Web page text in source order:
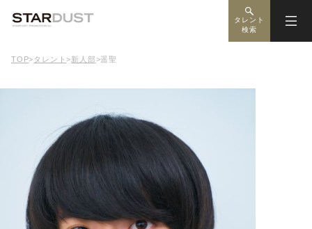
タレント
検索
TOP> タレント>新人部>遥聖